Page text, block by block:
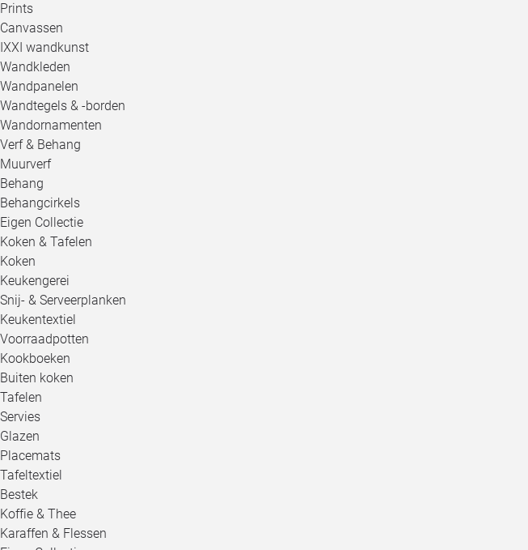
Prints
Canvassen
IXXI wandkunst
Wandkleden
Wandpanelen
Wandtegels & -borden
Wandornamenten
Verf & Behang
Muurverf
Behang
Behangcirkels
Eigen Collectie
Koken & Tafelen
Koken
Keukengerei
Snij- & Serveerplanken
Keukentextiel
Voorraadpotten
Kookboeken
Buiten koken
Tafelen
Servies
Glazen
Placemats
Tafeltextiel
Bestek
Koffie & Thee
Karaffen & Flessen